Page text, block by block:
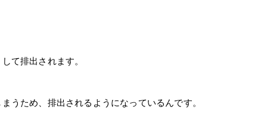
て排出されます。
うため、排出されるようになっているんです。